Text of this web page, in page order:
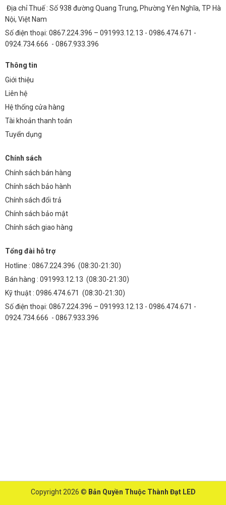
Địa chỉ Thuế : Số 938 đường Quang Trung, Phường Yên Nghĩa, TP Hà
Nội, Việt Nam
Số điện thoại: 0867.224.396 – 091993.12.13 - 0986.474.671 -
0924.734.666 - 0867.933.396
Thông tin
Giới thiệu
Liên hệ
Hệ thống cửa hàng
Tài khoản thanh toán
Tuyển dụng
Chính sách
Chính sách bán hàng
Chính sách bảo hành
Chính sách đổi trả
Chính sách bảo mật
Chính sách giao hàng
Tổng đài hỗ trợ
Hotline : 0867.224.396 (08:30-21:30)
Bán hàng : 091993.12.13 (08:30-21:30)
Kỹ thuật : 0986.474.671 (08:30-21:30)
Số điện thoại: 0867.224.396 – 091993.12.13 - 0986.474.671 -
0924.734.666 - 0867.933.396
Copyright 2026 © Bản Quyền Thuộc Thành Đạt LED